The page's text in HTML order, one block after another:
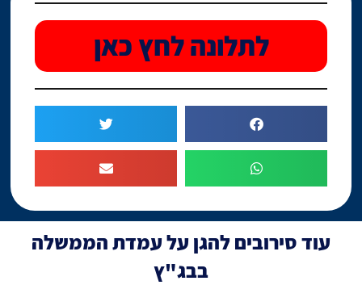
לתלונה לחץ כאן
עודסירובים להגן על עמדת הממשלה
בבג"ץ